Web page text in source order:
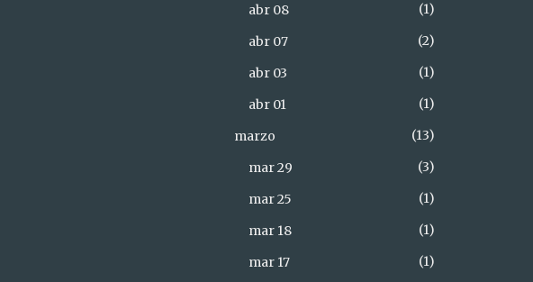
abr 08
1
abr 07
2
abr 03
1
abr 01
1
marzo
13
mar 29
3
mar 25
1
mar 18
1
mar 17
1